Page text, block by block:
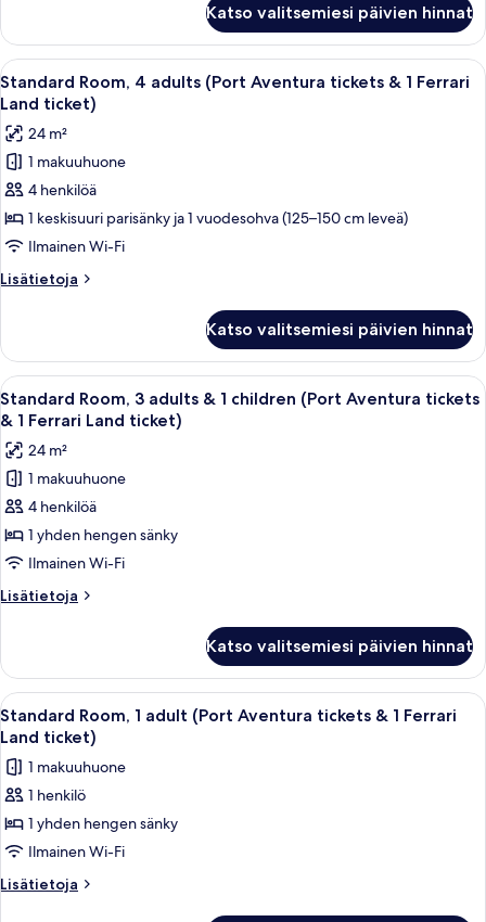
tickets
&
1
Ferrari
Land
ticket)
kuvat
2
adults
&
2
(Port
Aventura
tickets
&
Land
ticket)
Katso valitsemiesi päivien hinnat
Avaa
kaikki
huonetyypin
Standard
Room,
4
adults
(Port
Aventura
tickets
1
Ferrari
Land
ticket)
kuvat
Hotellihuone, jossa on kaksi sänkyä,
6
Standard Room, 4 adults (Port Aventura tickets & 1 Ferrari
Land ticket)
24 m²
1 makuuhuone
4 henkilöä
1 keskisuuri parisänky ja 1 vuodesohva (125–150 cm leveä)
Ilmainen Wi-Fi
Lisätietoja
Lisätietoja
4
adults
(Port
Aventura
&
Ferrari
Land
ticket)
Katso valitsemiesi päivien hinnat
Avaa
kaikki
huonetyypin
Standard
Room,
3
adults
&
1
children
Aventura
tickets
&
1
Ferrari
Land
ticket)
kuvat
Hotellihuone, jossa on kaksi sänkyä,
6
Standard Room, 3 adults & 1 children (Port Aventura tickets
& 1 Ferrari Land ticket)
24 m²
1 makuuhuone
4 henkilöä
1 yhden hengen sänky
Ilmainen Wi-Fi
Lisätietoja
Lisätietoja
3
adults
&
1
(Port
Aventura
&
Land
Katso valitsemiesi päivien hinnat
Avaa
kaikki
huonetyypin
Standard
Room,
1
adult
(Port
Hotellihuone, jossa on kaksi sänkyä,
6
Standard Room, 1 adult (Port Aventura tickets & 1 Ferrari
Land ticket)
1 makuuhuone
1 henkilö
1 yhden hengen sänky
Ilmainen Wi-Fi
Lisätietoja
Lisätietoja